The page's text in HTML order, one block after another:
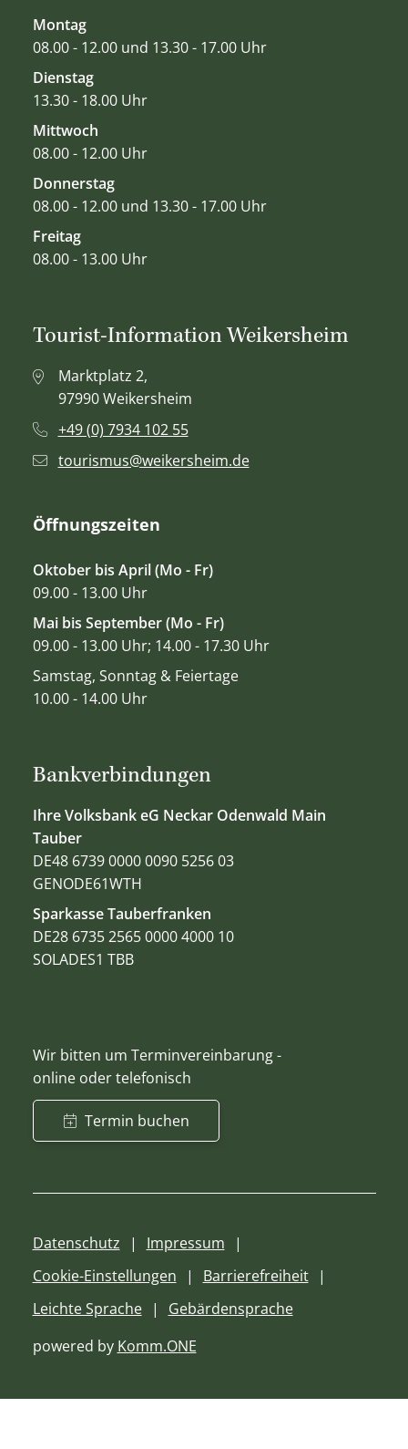
Montag
08.00 - 12.00 und 13.30 - 17.00 Uhr
Dienstag
13.30 - 18.00 Uhr
Mittwoch
08.00 - 12.00 Uhr
Donnerstag
08.00 - 12.00 und 13.30 - 17.00 Uhr
Freitag
08.00 - 13.00 Uhr
Bankverbindungen
Ihre Volksbank eG Neckar Odenwald Main
Tauber
DE48 6739 0000 0090 5256 03
GENODE61WTH
Sparkasse Tauberfranken
DE28 6735 2565 0000 4000 10
SOLADES1 TBB
Wir bitten um Terminvereinbarung -
online oder telefonisch
Termin buchen
Tourist-Information Weikersheim
Marktplatz 2,
97990 Weikersheim
+49 (0) 7934 102 55
tourismus@weikersheim.de
Öffnungszeiten
Oktober bis April (Mo - Fr)
09.00 - 13.00 Uhr
Mai bis September (Mo - Fr)
09.00 - 13.00 Uhr; 14.00 - 17.30 Uhr
Samstag, Sonntag & Feiertage
10.00 - 14.00 Uhr
Datenschutz
Impressum
Cookie-Einstellungen
Barrierefreiheit
Leichte Sprache
Gebärdensprache
powered by Komm.ONE